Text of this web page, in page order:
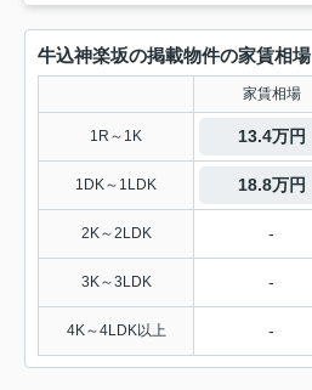
牛込神楽坂の掲載物件の家賃相場
家賃相場
1R～1K 13.4万円
1DK～1LDK 18.8万円
2K～2LDK -
3K～3LDK -
4K～4LDK以上 -